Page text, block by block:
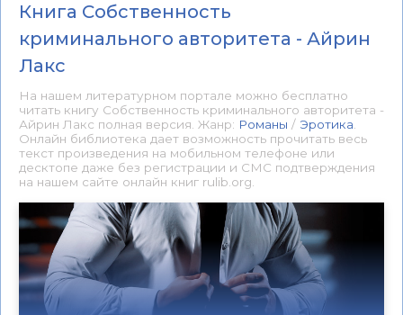
Книга Собственность
криминального авторитета - Айрин
Лакс
На нашем литературном портале можно бесплатно
читать книгу Собственность криминального авторитета -
Айрин Лакс полная версия. Жанр: Романы / Эротика
Онлайн библиотека дает возможность прочитать весь
текст произведения на мобильном телефоне или
десктопе даже без регистрации и СМС подтверждения
на нашем сайте онлайн книг rulib.org.